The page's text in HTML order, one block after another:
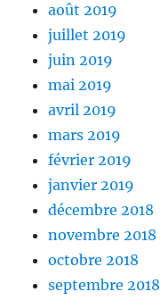
août 2019
juillet 2019
juin 2019
mai 2019
avril 2019
mars 2019
février 2019
janvier 2019
décembre 2018
novembre 2018
octobre 2018
septembre 2018